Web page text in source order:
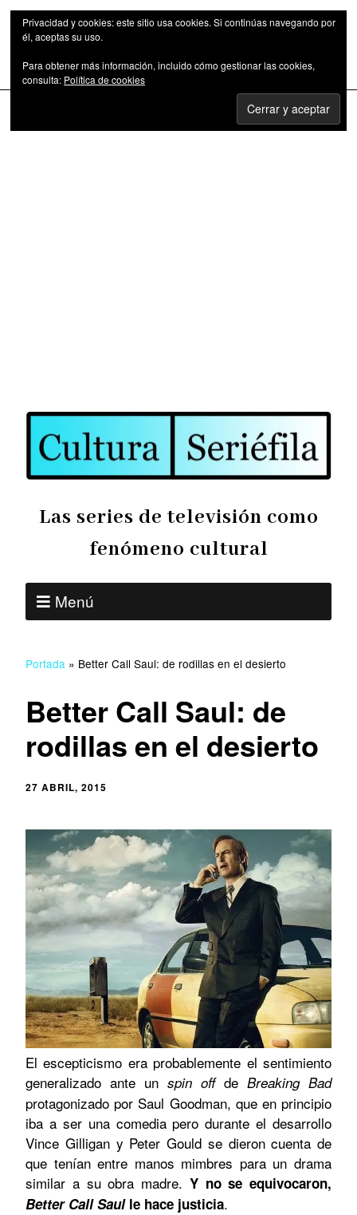
Las series de televisión como fenómeno cultural
Las series de televisión como
fenómeno cultural
Menú
Portada » Better Call Saul: de rodillas en el desierto
Better Call Saul: de
rodillas en el desierto
27 ABRIL, 2015
El escepticismo era probablemente el sentimiento
generalizado ante un spin off de Breaking Bad
protagonizado por Saul Goodman, que en principio
iba a ser una comedia pero durante el desarrollo
Vince Gilligan y Peter Gould se dieron cuenta de
que tenían entre manos mimbres para un drama
similar a su obra madre. Y no se equivocaron,
Better Call Saulle hace justicia.
Privacidad y cookies: este sitio usa cookies. Si continúas navegando por
él, aceptas su uso.
Para obtener más información, incluido cómo gestionar las cookies,
consulta: Política de cookies